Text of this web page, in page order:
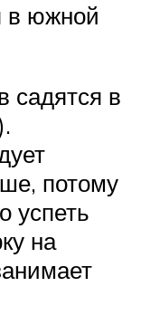
в южной
садятся в
потому
успеть
на